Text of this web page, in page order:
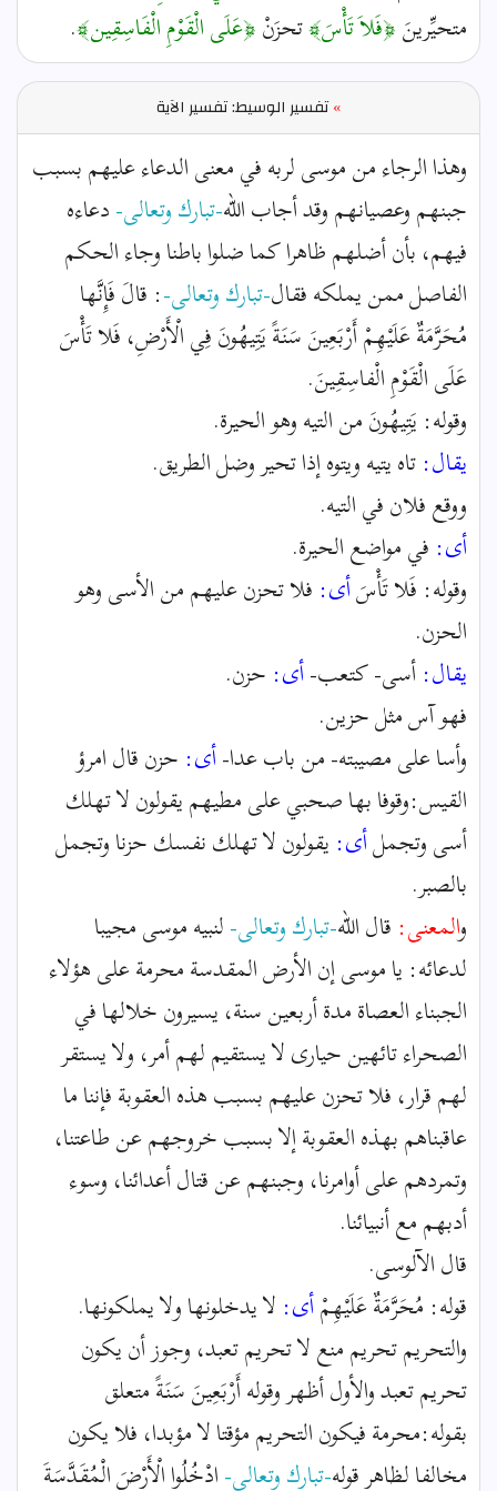
متحيِّرينَ﴿فَلاَ تَأْسَ﴾تحزَنْ﴿عَلَى الْقَوْمِ الْفَاسِقِين﴾.
»تفسير الوسيط: تفسير الآية
وهذا الرجاء من موسى لربه في معنى الدعاء عليهم بسبب
جبنهم وعصيانهم وقد أجاب الله-تبارك وتعالى-دعاءه
فيهم، بأن أضلهم ظاهرا كما ضلوا باطنا وجاء الحكم
الفاصل ممن يملكه فقال-تبارك وتعالى-: قالَ فَإِنَّها
مُحَرَّمَةٌ عَلَيْهِمْ أَرْبَعِينَ سَنَةً يَتِيهُونَ فِي الْأَرْضِ، فَلا تَأْسَ
عَلَى الْقَوْمِ الْفاسِقِينَ.
وقوله: يَتِيهُونَ من التيه وهو الحيرة.
يقال:تاه يتيه ويتوه إذا تحير وضل الطريق.
ووقع فلان في التيه.
أى: في مواضع الحيرة.
وقوله: فَلا تَأْسَأى: فلا تحزن عليهم من الأسى وهو
الحزن.
يقال:أسى- كتعب-أى: حزن.
فهو آس مثل حزين.
وأسا على مصيبته- من باب عدا-أى: حزن قال امرؤ
القيس:وقوفا بها صحبي على مطيهم يقولون لا تهلك
أسى وتجملأى: يقولون لا تهلك نفسك حزنا وتجمل
بالصبر.
والمعنى: قال الله-تبارك وتعالى-لنبيه موسى مجيبا
لدعائه: يا موسى إن الأرض المقدسة محرمة على هؤلاء
الجبناء العصاة مدة أربعين سنة، يسيرون خلالها في
الصحراء تائهين حيارى لا يستقيم لهم أمر، ولا يستقر
لهم قرار، فلا تحزن عليهم بسبب هذه العقوبة فإننا ما
عاقبناهم بهذه العقوبة إلا بسبب خروجهم عن طاعتنا،
وتمردهم على أوامرنا، وجبنهم عن قتال أعدائنا، وسوء
أدبهم مع أنبيائنا.
قال الآلوسى.
قوله: مُحَرَّمَةٌ عَلَيْهِمْأى: لا يدخلونها ولا يملكونها.
والتحريم تحريم منع لا تحريم تعبد، وجوز أن يكون
تحريم تعبد والأول أظهر وقوله أَرْبَعِينَ سَنَةً متعلق
بقوله:محرمة فيكون التحريم مؤقتا لا مؤبدا، فلا يكون
مخالفا لظاهر قوله-تبارك وتعالى-ادْخُلُوا الْأَرْضَ الْمُقَدَّسَةَ